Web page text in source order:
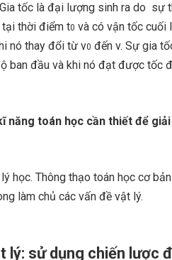
tốc là đại lượng sinh ra do sự
tại thời điểm t0 và có vận tốc cuối
nó thay đổi từ v0 đến v. Sự gia
ban đầu và khi nó đạt được tốc
năng toán học cần thiết để
học. Thông thạo toán học cơ
làm chủ các vấn đề vật lý.
lý: sử dụng chiến lược